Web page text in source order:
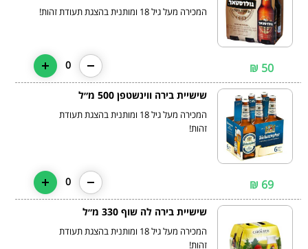
המכירה מעל גיל 18 ומותנית בהצגת תעודת זהות!
50 ₪
0
שישיית בירה ווינשטפן 500 מ״ל
המכירה מעל גיל 18 ומותנית בהצגת תעודת
זהות!
69 ₪
0
שישיית בירה לה שוף 330 מ״ל
המכירה מעל גיל 18 ומותנית בהצגת תעודת
זהות!